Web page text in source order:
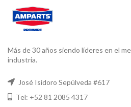
Más de 30 años siendo líderes en el
industria.
José Isidoro Sepúlveda #617
Tel: +52 81 2085 4317